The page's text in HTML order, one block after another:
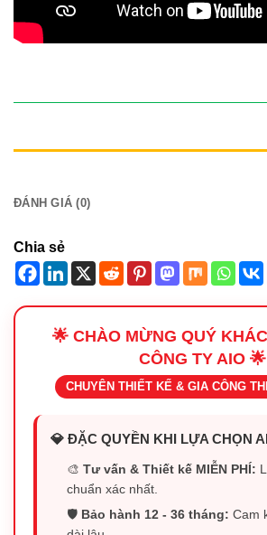
ĐÁNH GIÁ (0)
Chia sẻ
🌟 CHÀO MỪNG QUÝ
CÔNG TY AIO 🌟
CHUYÊN THIẾT KẾ & GIA CÔNG
💎 ĐẶC QUYỀN KHI LỰA CHỌN
🎨Tư vấn & Thiết kế MIỄN PHÍ:
chuẩn xác nhất.
🛡️ Bảo hành 12 - 36 tháng: Cam